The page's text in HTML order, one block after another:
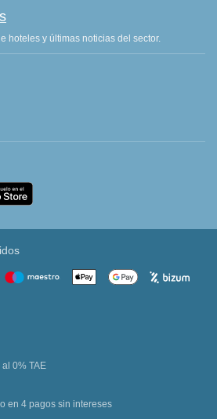
hoteles y últimas noticias del sector.
0% TAE
en 4 pagos sin intereses